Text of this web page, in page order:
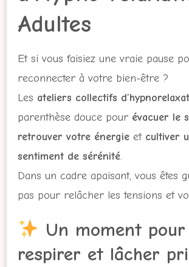
Adultes
Et si vous faisiez une vraie pause
reconnecter à votre bien-être ?
Les ateliers collectifs
parenthèse douce pour évacuer le
retrouver votre énergie et cultiver
sentiment de sérénité.
Dans un cadre apaisant, vous êtes
pas pour relâcher les tensions et
Un moment pour
respirer et lâcher